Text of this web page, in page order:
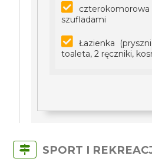
czterokomorowa
szufladami
Łazienka
toaleta, 2 ręczniki,
SPORT I